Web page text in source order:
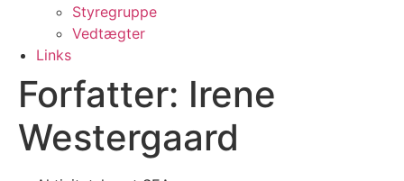
Styregruppe
Vedtægter
Links
Forfatter: Irene
Westergaard